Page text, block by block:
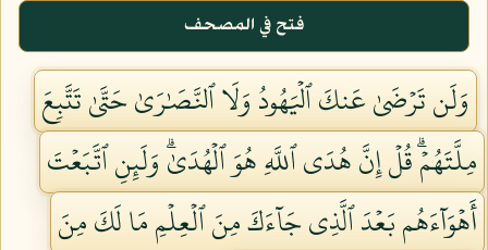
فتح في المصحف
وَلَن تَرۡضَىٰ عَنكَ ٱلۡيَهُودُ وَلَا ٱلنَّصَٰرَىٰ حَتَّىٰ تَتَّبِعَ
مِلَّتَهُمۡۗ قُلۡ إِنَّ هُدَى ٱللَّهِ هُوَ ٱلۡهُدَىٰۗ وَلَئِنِ ٱتَّبَعۡتَ
أَهۡوَآءَهُم بَعۡدَ ٱلَّذِي جَآءَكَ مِنَ ٱلۡعِلۡمِ مَا لَكَ مِنَ